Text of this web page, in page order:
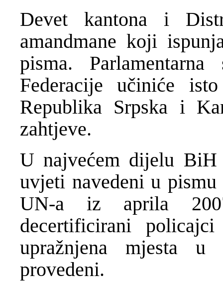
Devet kantona i
amandmane koji
pisma.
Federacije učiniće
Republika Srpska i
zahtjeve.
U najvećem dijelu
uvjeti navedeni u
UN-a iz aprila
decertificirani
upražnjena mjesta u
provedeni.